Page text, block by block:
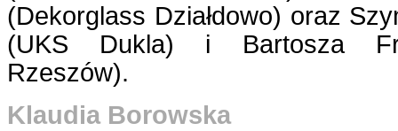
(Dekorglass Działdowo) oraz
(UKS Dukla) i Bartosza
Rzeszów).
Klaudia Borowska